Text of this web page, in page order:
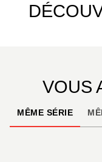
VOUS
MÊME SÉRIE